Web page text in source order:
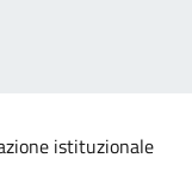
istituzionale